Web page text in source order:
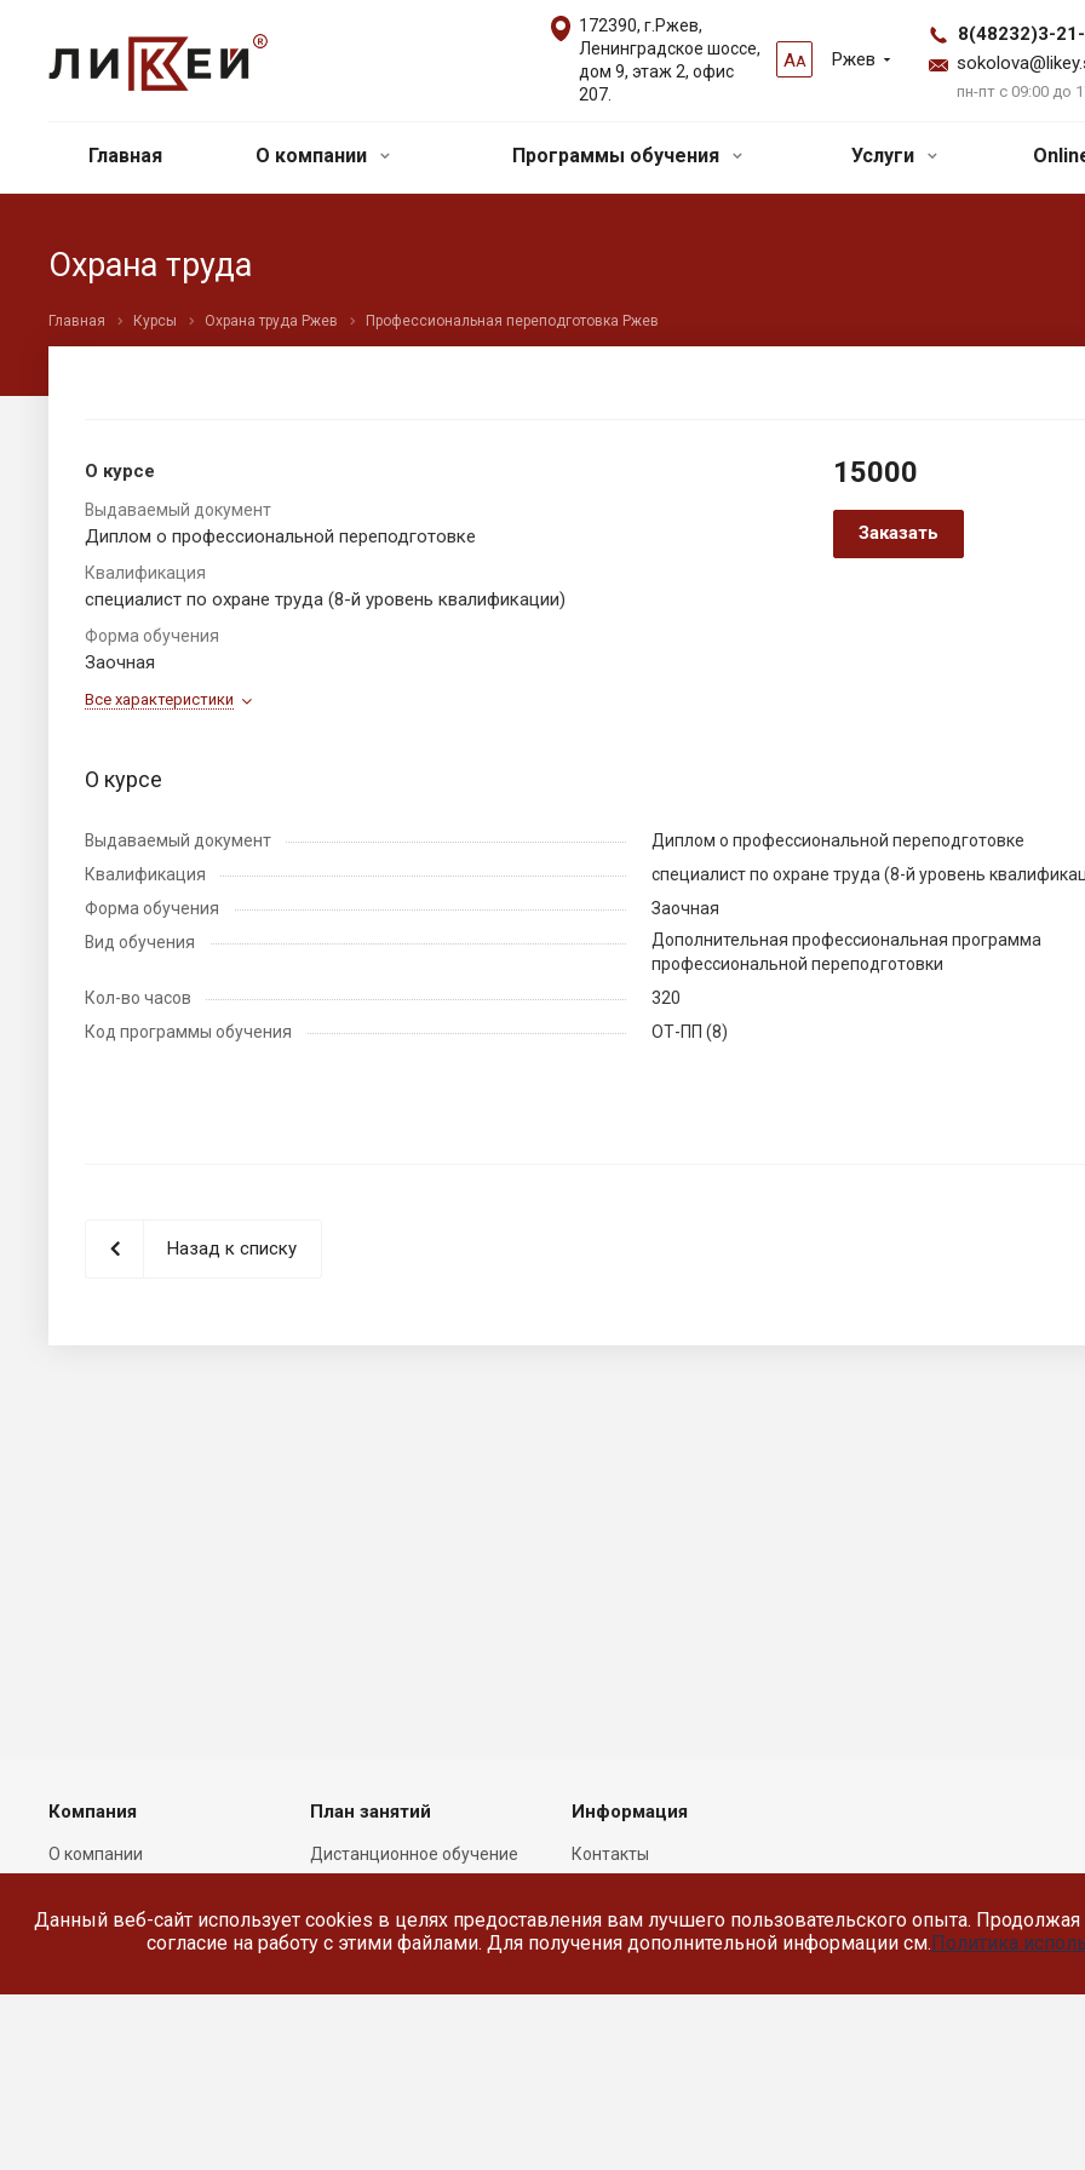
Данный веб-сайт использует cookies в целях предоставления вам лучшего пользовательского опыта. Продолжая
согласие на работу с этими файлами. Для получения дополнительной информации см.Политика
АА Ржев
8(48232)3-
пн-пт с 09:00 до
172390, г.Ржев,
Ленинградское шоссе,
дом 9, этаж 2, офис
207.
Главная О компании Программы обучения Услуги
Охрана труда
Главная Курсы Охрана труда Ржев Профессиональная переподготовка Ржев
О курсе
Выдаваемый документ
Диплом о профессиональной переподготовке
Квалификация
специалист по охране труда (8-й уровень квалификации)
Форма обучения
Заочная
Все характеристики
15000
Заказать
О курсе
Выдаваемый документ
Диплом о профессиональной переподготовке
Квалификация
специалист по охране труда (8-й уровень
Форма обучения
Заочная
Вид обучения
Дополнительная профессиональная программа
профессиональной переподготовки
Кол-во часов
320
Код программы обучения
ОТ-ПП (8)
Назад к списку
Компания
О компании
Сотрудники
План занятий
Дистанционное обучение
документов
Информация
Контакты
Политика в отношении
обработки персональных